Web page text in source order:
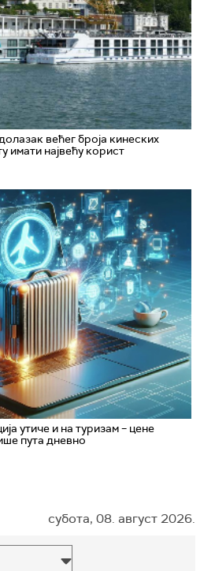
већег броја кинеских
имати највећу корист
утиче и на туризам – цене
пута дневно
субота, 08. август 2026.